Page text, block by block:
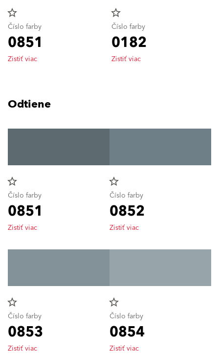
star_border
Číslo farby
0851
Zistiť viac
star_border
Číslo farby
0182
Zistiť viac
Odtiene
star_border
Číslo farby
0851
Zistiť viac
star_border
Číslo farby
0852
Zistiť viac
star_border
Číslo farby
0853
Zistiť viac
star_border
Číslo farby
0854
Zistiť viac